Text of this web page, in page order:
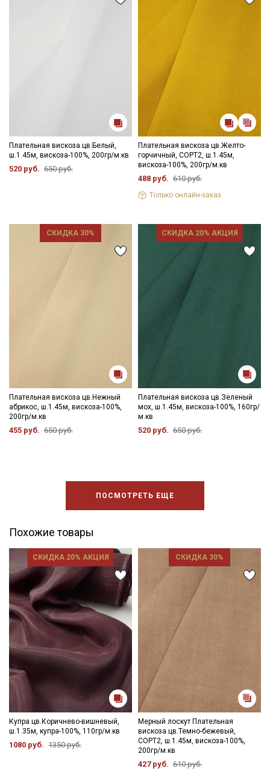
Плательная вискоза цв.Белый,
ш.1.45м, вискоза-100%, 200гр/м.кв
520 руб. 650 руб.
Плательная вискоза цв.Желто-
горчичный, СОРТ2, ш.1.45м,
вискоза-100%, 200гр/м.кв
488 руб. 610 руб.
Только онлайн-заказ
СКИДКА 30%
Плательная вискоза цв.Нежный
абрикос, ш.1.45м, вискоза-100%,
200гр/м.кв
455 руб. 650 руб.
СКИДКА 20% АКЦИЯ
Плательная вискоза цв.Зеленый
мох, ш.1.45м, вискоза-100%, 160гр/
м.кв
520 руб. 650 руб.
ПОСМОТРЕТЬ ЕЩЕ
Похожие товары
СКИДКА 20% АКЦИЯ
Купра цв.Коричнево-вишневый,
ш.1.35м, купра-100%, 110гр/м.кв
1080 руб. 1350 руб.
СКИДКА 30%
Мерный лоскут Плательная
вискоза цв.Темно-бежевый,
СОРТ2, ш.1.45м, вискоза-100%,
200гр/м.кв
427 руб. 610 руб.
Подписаться
Политикой обработки персональных
Согласие на обработку персональных
ДаюСогласие на получение рекламных и
информационных рассылок